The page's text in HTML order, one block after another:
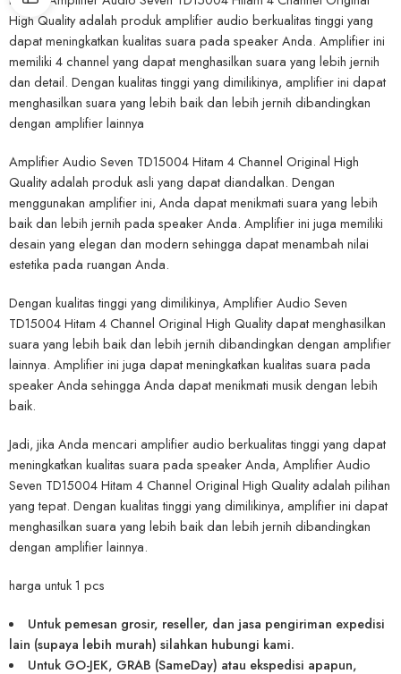
High Quality adalah produk amplifier audio berkualitas tinggi yang
dapat meningkatkan kualitas suara pada speaker Anda. Amplifier ini
memiliki 4 channel yang dapat menghasilkan suara yang lebih jernih
dan detail. Dengan kualitas tinggi yang dimilikinya, amplifier ini dapat
menghasilkan suara yang lebih baik dan lebih jernih dibandingkan
dengan amplifier lainnya
Amplifier Audio Seven TD15004 Hitam 4 Channel Original High
Quality adalah produk asli yang dapat diandalkan. Dengan
menggunakan amplifier ini, Anda dapat menikmati suara yang lebih
baik dan lebih jernih pada speaker Anda. Amplifier ini juga memiliki
desain yang elegan dan modern sehingga dapat menambah nilai
estetika pada ruangan Anda.
Dengan kualitas tinggi yang dimilikinya, Amplifier Audio Seven
TD15004 Hitam 4 Channel Original High Quality dapat menghasilkan
suara yang lebih baik dan lebih jernih dibandingkan dengan amplifier
lainnya. Amplifier ini juga dapat meningkatkan kualitas suara pada
speaker Anda sehingga Anda dapat menikmati musik dengan lebih
baik.
Jadi, jika Anda mencari amplifier audio berkualitas tinggi yang dapat
meningkatkan kualitas suara pada speaker Anda, Amplifier Audio
Seven TD15004 Hitam 4 Channel Original High Quality adalah pilihan
yang tepat. Dengan kualitas tinggi yang dimilikinya, amplifier ini dapat
menghasilkan suara yang lebih baik dan lebih jernih dibandingkan
dengan amplifier lainnya.
harga untuk 1 pcs
Untuk pemesan grosir, reseller, dan jasa pengiriman expedisi
lain (supaya lebih murah) silahkan hubungi kami.
Untuk GO-JEK, GRAB (SameDay) atau ekspedisi apapun,